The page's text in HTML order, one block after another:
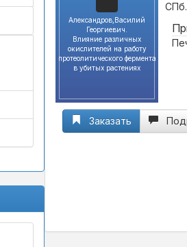
Александров,Василий
Георгиевич.
Влияние различных
окислителей на работу
протеолитического фермента
в убитых растениях
Заказать